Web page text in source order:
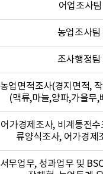
어업조사
농업조사
조사행정
농업면적조사(경지면적,
(맥류,마늘,양파,가을무,
어가경제조사, 비계통전
류양식조사, 어가경제
서무업무, 성과업무 및